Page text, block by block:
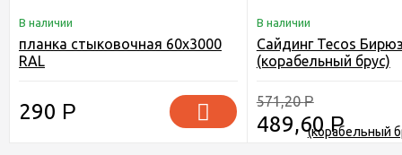
В наличии
планка стыковочная 60х3000
RAL
290 Р
В наличии
Сайдинг Tecos
(корабельный брус)
571,20Р
489,60Р